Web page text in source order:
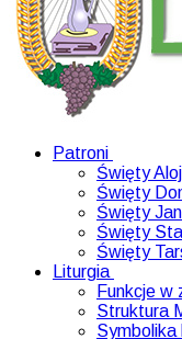
Patroni
Święty
Święty
Święty
Święty
Święty
Liturgia
Funkcje w
Struktura
Symbolika